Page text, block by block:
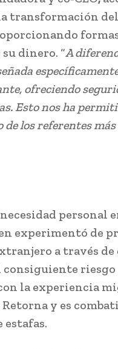
transformación
formas
dinero. “A
ofreciendo
Esto nos ha
los referentes
personal
experimentó de
a través de
riesgo
la experiencia
y es